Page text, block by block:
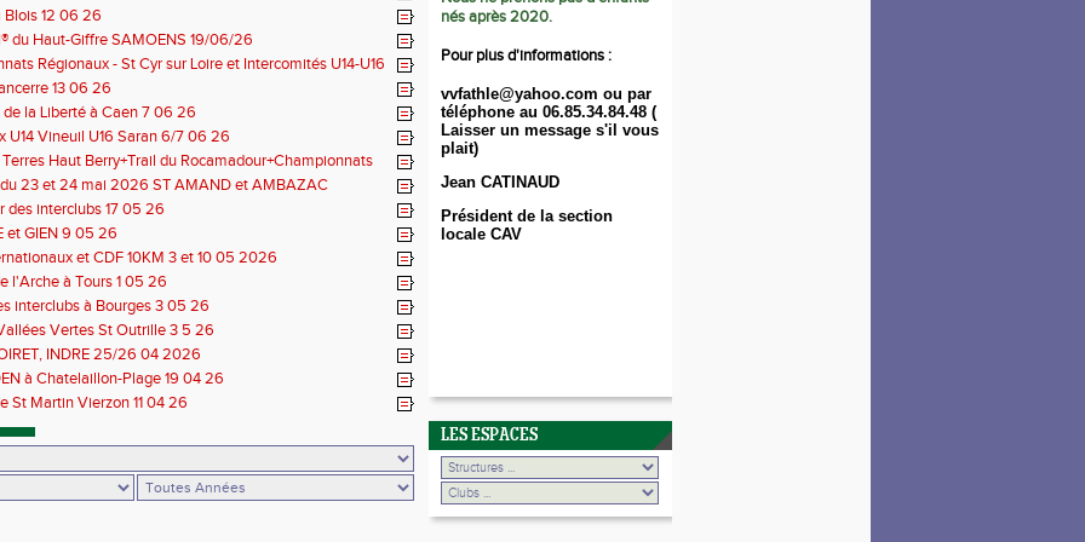
Blois 12 06 26
du Haut-Giffre SAMOENS 19/06/26
Régionaux - St Cyr sur Loire et Intercomités U14-U16
06 2613 06 26
la Liberté à Caen 7 06 26
U14 Vineuil U16 Saran 6/7 06 26
Haut Berry+Trail du Rocamadour+Championnats
31 05 2026
23 et 24 mai 2026 ST AMAND et AMBAZAC
des interclubs 17 05 26
et GIEN 9 05 26
et CDF 10KM 3 et 10 05 2026
l'Arche à Tours 1 05 26
interclubs à Bourges 3 05 26
Vertes St Outrille 3 5 26
INDRE 25/26 04 2026
à Chatelaillon-Plage 19 04 26
St Martin Vierzon 11 04 26
nés après 2020.
Pour plus d'informations :
vvfathle@yahoo.com ou par
téléphone au 06.85.34.84.48 (
Laisser un message s'il vous
plait)
Jean CATINAUD
Président de la section
locale CAV
LES ESPACES